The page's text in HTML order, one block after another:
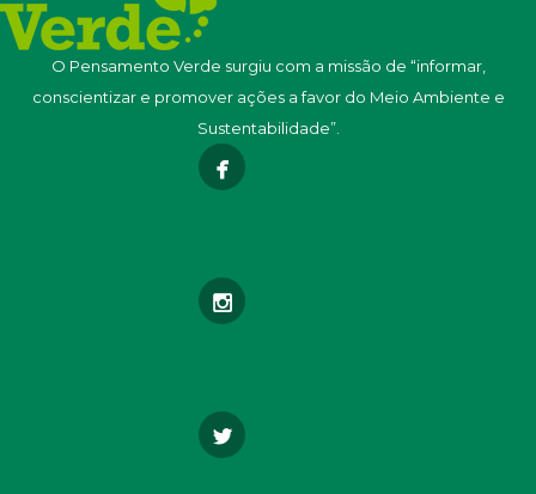
O Pensamento Verde surgiu com a missão de “informar,
conscientizar e promover ações a favor do Meio Ambiente e
Sustentabilidade”.